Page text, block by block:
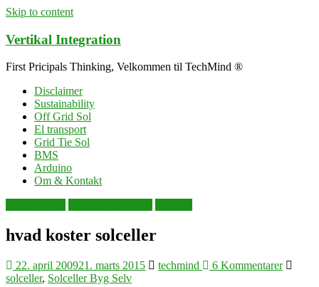
Skip to content
Vertikal Integration
First Pricipals Thinking, Velkommen til TechMind ®
Disclaimer
Sustainability
Off Grid Sol
El transport
Grid Tie Sol
BMS
Arduino
Om & Kontakt
hvad koster solceller
22. april 200921. marts 2015 techmind
6 Kommentarer
solceller, Solceller Byg Selv